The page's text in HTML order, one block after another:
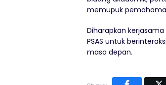
memupuk
Diharapkan
PSAS untuk
masa depan.